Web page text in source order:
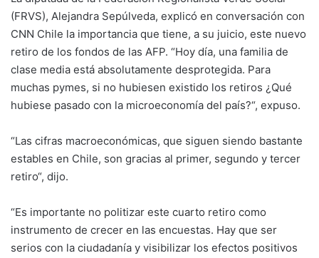
(FRVS), Alejandra Sepúlveda, explicó en conversación con
CNN Chile la importancia que tiene, a su juicio, este nuevo
retiro de los fondos de las AFP. “Hoy día, una familia de
clase media está absolutamente desprotegida. Para
muchas pymes, si no hubiesen existido los retiros ¿Qué
hubiese pasado con la microeconomía del país?“, expuso.
“Las cifras macroeconómicas, que siguen siendo bastante
estables en Chile, son gracias al primer, segundo y tercer
retiro“, dijo.
“Es importante no politizar este cuarto retiro como
instrumento de crecer en las encuestas. Hay que ser
serios con la ciudadanía y visibilizar los efectos positivos